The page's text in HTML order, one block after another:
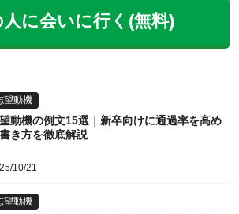
に会いに行く(無料)
望動機
動機の例文15選｜新卒向けに通過率を高め
き方を徹底解説
10/21
望動機